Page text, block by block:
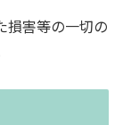
損害等の一切の